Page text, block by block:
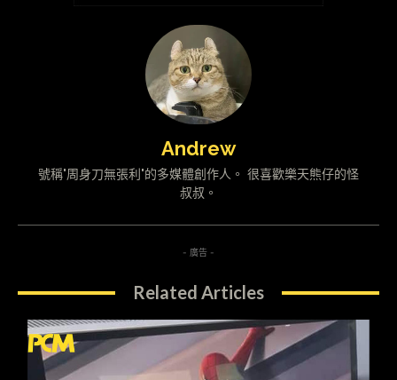
Andrew
號稱"周身刀無張利"的多媒體創作人。 很喜歡樂天熊仔的怪
叔叔。
- 廣告 -
Related Articles